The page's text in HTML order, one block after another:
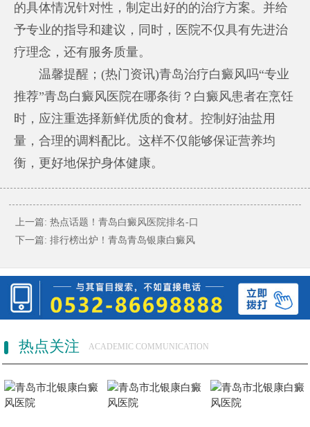
的具体情况针对性，制定出好的的治疗方案。并给
予专业的指导和建议，同时，医院不仅具有先进治
疗理念，还有服务质量。
温馨提醒；(热门资讯)青岛治疗白癜风吗“专业
推荐”青岛白癜风医院在哪条街？白癜风患者在烹饪
时，应注重选择新鲜优质的食材。控制好油盐用
量，合理的调料配比。这样不仅能够保证营养均
衡，更好地保护身体健康。
上一篇: 热点话题！青岛白癜风医院排名-口
下一篇: 排行榜出炉！青岛青岛银康白癜风
热点关注 ACADEMIC COMMUNICATION